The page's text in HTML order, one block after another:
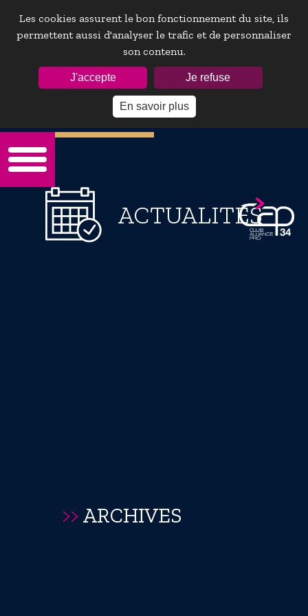
Les cookies assurent le bon fonctionnement du site, ils
permettent aussi d'analyser le trafic et de personnaliser
son contenu.
J'accepte Je refuse
En savoir plus
Mot de passe oublie ?
ACTUALITÉS
>>ARCHIVES